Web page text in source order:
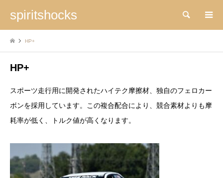
spiritshocks 検索
HP+
HP+
スポーツ走行用に開発されたハイテク摩擦材、独自のフェロカー
ボンを採用しています。この複合配合により、競合素材よりも摩
耗率が低く、トルク値が高くなります。